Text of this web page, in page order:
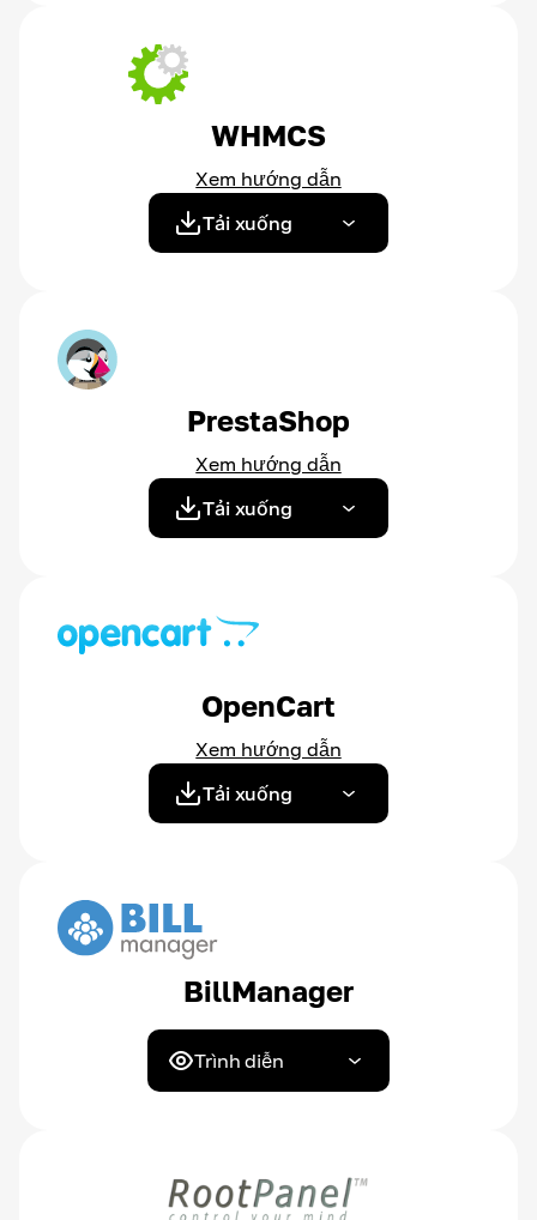
WHMCS
Xem hướng dẫn
Tải xuống
PrestaShop
Xem hướng dẫn
Tải xuống
OpenCart
Xem hướng dẫn
Tải xuống
BillManager
Trình diễn